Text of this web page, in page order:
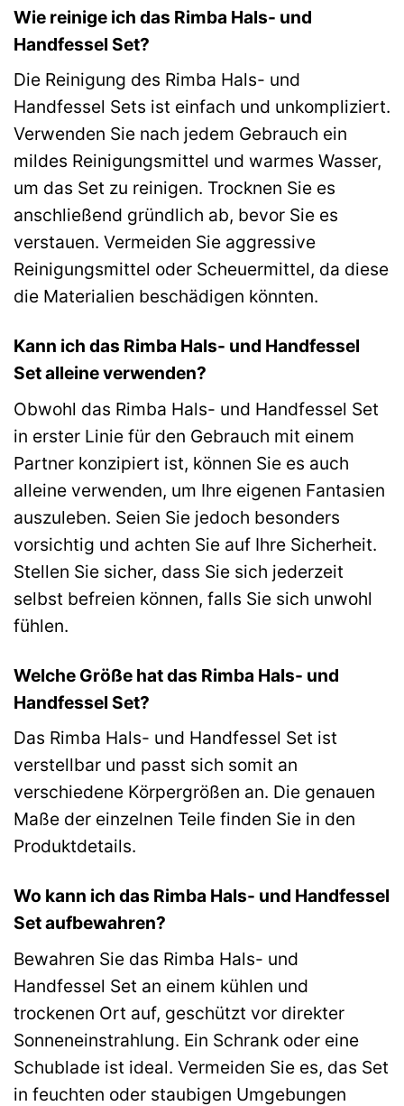
Wie reinige ich das Rimba Hals- und
Handfessel Set?
Die Reinigung des Rimba Hals- und
Handfessel Sets ist einfach und unkompliziert.
Verwenden Sie nach jedem Gebrauch ein
mildes Reinigungsmittel und warmes Wasser,
um das Set zu reinigen. Trocknen Sie es
anschließend gründlich ab, bevor Sie es
verstauen. Vermeiden Sie aggressive
Reinigungsmittel oder Scheuermittel, da diese
die Materialien beschädigen könnten.
Kann ich das Rimba Hals- und Handfessel
Set alleine verwenden?
Obwohl das Rimba Hals- und Handfessel Set
in erster Linie für den Gebrauch mit einem
Partner konzipiert ist, können Sie es auch
alleine verwenden, um Ihre eigenen Fantasien
auszuleben. Seien Sie jedoch besonders
vorsichtig und achten Sie auf Ihre Sicherheit.
Stellen Sie sicher, dass Sie sich jederzeit
selbst befreien können, falls Sie sich unwohl
fühlen.
Welche Größe hat das Rimba Hals- und
Handfessel Set?
Das Rimba Hals- und Handfessel Set ist
verstellbar und passt sich somit an
verschiedene Körpergrößen an. Die genauen
Maße der einzelnen Teile finden Sie in den
Produktdetails.
Wo kann ich das Rimba Hals- und Handfessel
Set aufbewahren?
Bewahren Sie das Rimba Hals- und
Handfessel Set an einem kühlen und
trockenen Ort auf, geschützt vor direkter
Sonneneinstrahlung. Ein Schrank oder eine
Schublade ist ideal. Vermeiden Sie es, das Set
in feuchten oder staubigen Umgebungen